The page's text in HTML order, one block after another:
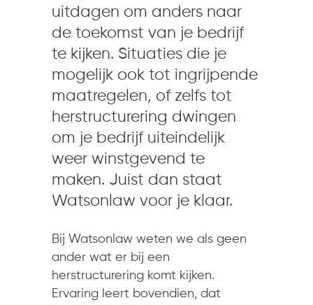
uitdagen om anders naar
de toekomst van je bedrijf
te kijken. Situaties die je
mogelijk ook tot ingrijpende
maatregelen, of zelfs tot
herstructurering dwingen
om je bedrijf uiteindelijk
weer winstgevend te
maken. Juist dan staat
Watsonlaw voor je klaar.
Bij Watsonlaw weten we als geen
ander wat er bij een
herstructurering komt kijken.
Ervaring leert bovendien, dat